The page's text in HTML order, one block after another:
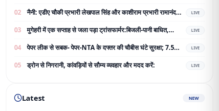
02
नैनी: एडीए चौकी प्रभारी लेखपाल सिंह और काशीराम प्रभारी रामानंद
LIVE
03
मुगेहरी में एक सप्ताह से जला पड़ा ट्रांसफार्मर:बिजली-पानी बाधित,
LIVE
04
पेपर लीक से सबक- पेपर-NTA के दफ्तर की चौबीस घंटे सुरक्षा; 7.5
LIVE
05 ड्रोन से निगरानी, कांवड़ियों से सौम्य व्यवहार और मदद करें: LIVE
Latest NEW